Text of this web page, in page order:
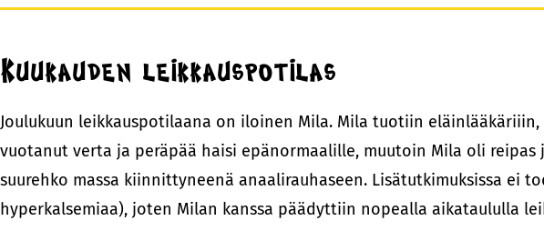
Kuukauden leikkauspotilas
Joulukuun leikkauspotilaana on iloinen Mila. Mila tuotiin
vuotanut verta ja peräpää haisi epänormaalille, muutoin Mila oli
suurehko massa kiinnittyneenä anaalirauhaseen. Lisätutkimuksissa ei
hyperkalsemiaa), joten Milan kanssa päädyttiin nopealla aikataululla